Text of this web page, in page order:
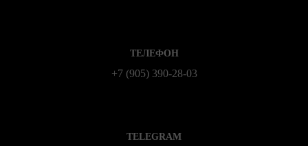
ТЕЛЕФОН
+7 (905) 390-28-03
TELEGRAM